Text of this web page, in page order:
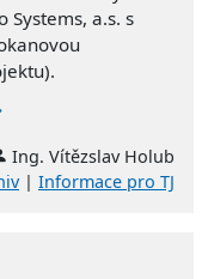
Systems, a.s. s
Ing. Vítězslav Holub
| Informace pro TJ